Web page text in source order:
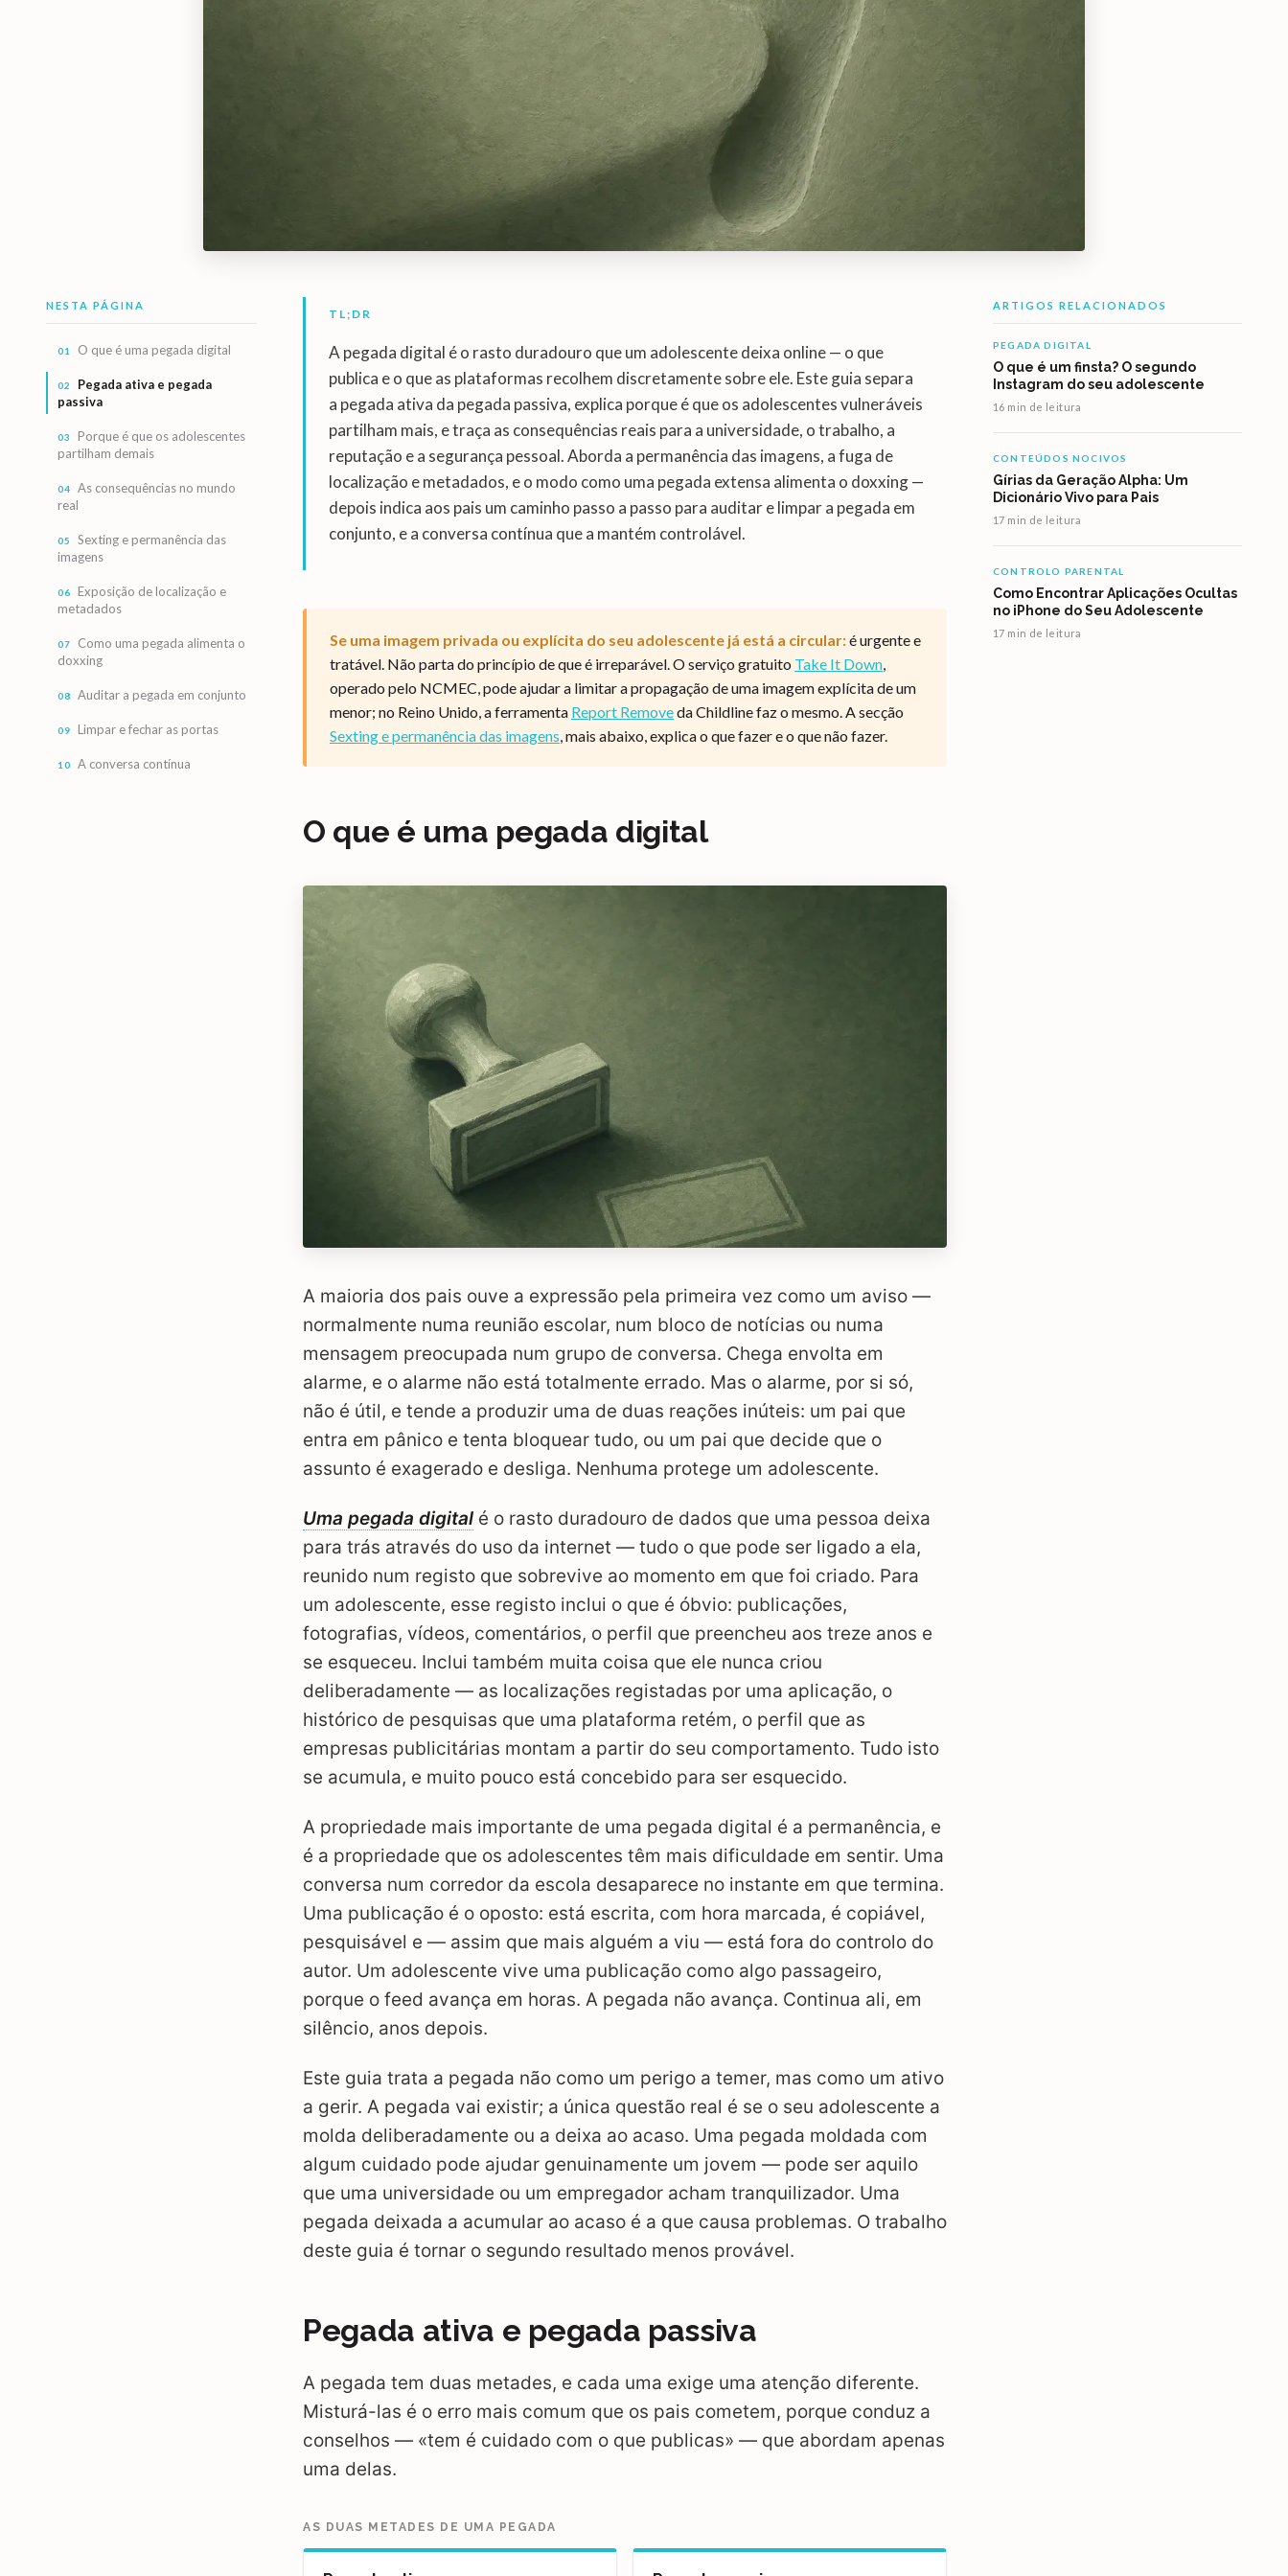
NESTA PÁGINA
O que é uma pegada digital
Pegada ativa e pegada
passiva
Porque é que os adolescentes
partilham demais
As consequências no mundo
real
Sexting e permanência das
imagens
Exposição de localização e
metadados
Como uma pegada alimenta o
doxxing
Auditar a pegada em conjunto
Limpar e fechar as portas
A conversa contínua
TL;DR
A pegada digital é o rasto duradouro que um adolescente deixa online — o que
publica e o que as plataformas recolhem discretamente sobre ele. Este guia separa
a pegada ativa da pegada passiva, explica porque é que os adolescentes vulneráveis
partilham mais, e traça as consequências reais para a universidade, o trabalho, a
reputação e a segurança pessoal. Aborda a permanência das imagens, a fuga de
localização e metadados, e o modo como uma pegada extensa alimenta o doxxing —
depois indica aos pais um caminho passo a passo para auditar e limpar a pegada em
conjunto, e a conversa contínua que a mantém controlável.
Se uma imagem privada ou explícita do seu adolescente já está a circular:é urgente e
tratável. Não parta do princípio de que é irreparável. O serviço gratuito Take It Down
operado pelo NCMEC, pode ajudar a limitar a propagação de uma imagem explícita de um
menor; no Reino Unido, a ferramenta Report Removeda Childline faz o mesmo. A secção
Sexting e permanência das imagens , mais abaixo, explica o que fazer e o que não fazer.
O que é uma pegada digital
A maioria dos pais ouve a expressão pela primeira vez como um aviso —
normalmente numa reunião escolar, num bloco de notícias ou numa
mensagem preocupada num grupo de conversa. Chega envolta em
alarme, e o alarme não está totalmente errado. Mas o alarme, por si só,
não é útil, e tende a produzir uma de duas reações inúteis: um pai que
entra em pânico e tenta bloquear tudo, ou um pai que decide que o
assunto é exagerado e desliga. Nenhuma protege um adolescente.
Uma pegada digital é o rasto duradouro de dados que uma pessoa deixa
para trás através do uso da internet — tudo o que pode ser ligado a ela,
reunido num registo que sobrevive ao momento em que foi criado. Para
um adolescente, esse registo inclui o que é óbvio: publicações,
fotografias, vídeos, comentários, o perfil que preencheu aos treze anos e
se esqueceu. Inclui também muita coisa que ele nunca criou
deliberadamente — as localizações registadas por uma aplicação, o
histórico de pesquisas que uma plataforma retém, o perfil que as
empresas publicitárias montam a partir do seu comportamento. Tudo isto
se acumula, e muito pouco está concebido para ser esquecido.
A propriedade mais importante de uma pegada digital é a permanência, e
é a propriedade que os adolescentes têm mais dificuldade em sentir. Uma
conversa num corredor da escola desaparece no instante em que termina.
Uma publicação é o oposto: está escrita, com hora marcada, é copiável,
pesquisável e — assim que mais alguém a viu — está fora do controlo do
autor. Um adolescente vive uma publicação como algo passageiro,
porque o feed avança em horas. A pegada não avança. Continua ali, em
silêncio, anos depois.
Este guia trata a pegada não como um perigo a temer, mas como um ativo
a gerir. A pegada vai existir; a única questão real é se o seu adolescente a
molda deliberadamente ou a deixa ao acaso. Uma pegada moldada com
algum cuidado pode ajudar genuinamente um jovem — pode ser aquilo
que uma universidade ou um empregador acham tranquilizador. Uma
pegada deixada a acumular ao acaso é a que causa problemas. O trabalho
deste guia é tornar o segundo resultado menos provável.
Pegada ativa e pegada passiva
A pegada tem duas metades, e cada uma exige uma atenção diferente.
Misturá-las é o erro mais comum que os pais cometem, porque conduz a
conselhos — «tem é cuidado com o que publicas» — que abordam apenas
uma delas.
AS DUAS METADES DE UMA PEGADA
ARTIGOS RELACIONADOS
PEGADA DIGITAL
O que é um finsta? O segundo
Instagram do seu adolescente
16 min de leitura
CONTEÚDOS NOCIVOS
Gírias da Geração Alpha: Um
Dicionário Vivo para Pais
17 min de leitura
CONTROLO PARENTAL
Como Encontrar Aplicações Ocultas
no iPhone do Seu Adolescente
17 min de leitura